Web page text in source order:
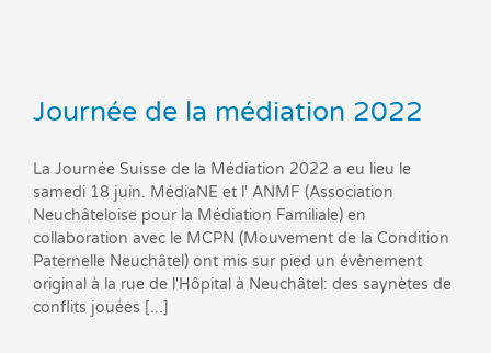
Journée de la médiation 2022
La Journée Suisse de la Médiation 2022 a eu lieu le
samedi 18 juin. MédiaNE et l' ANMF (Association
Neuchâteloise pour la Médiation Familiale) en
collaboration avec le MCPN (Mouvement de la Condition
Paternelle Neuchâtel) ont mis sur pied un évènement
original à la rue de l'Hôpital à Neuchâtel: des saynètes de
conflits jouées [...]